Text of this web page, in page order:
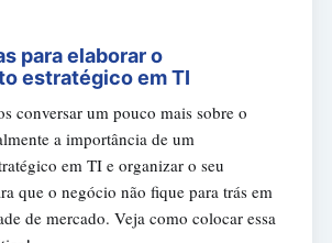
para elaborar o
estratégico em TI
conversar um pouco mais sobre o
a importância de um
em TI e organizar o seu
que o negócio não fique para trás em
de mercado. Veja como colocar essa